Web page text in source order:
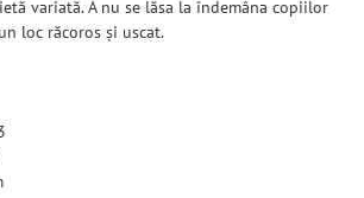
variată. A nu se lăsa la îndemâna copiilor
loc răcoros și uscat.